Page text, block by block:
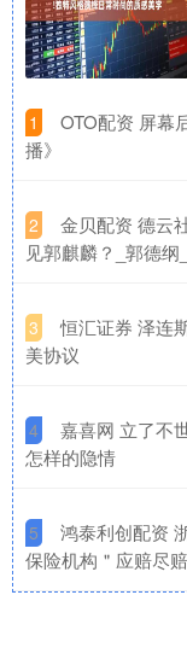
1
​OTO配资 屏幕
播》
2
金贝配资 德云
见郭麒麟？_郭德纲
3
恒汇证券 泽连
美协议
4
嘉喜网 立了不
怎样的隐情
5
鸿泰利创配资
保险机构＂应赔尽